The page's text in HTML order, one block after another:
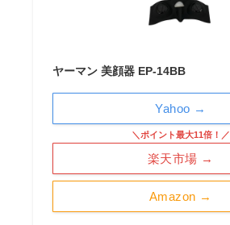
ヤーマン 美顔器 EP-14BB
Amazon →
＼ポイント最大11倍！／
楽天市場 →
Yahoo →